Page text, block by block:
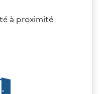
à proximité